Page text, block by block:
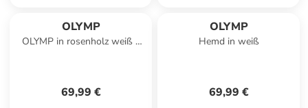
OLYMP
OLYMP in rosenholz weiß -
69,99 €
OLYMP
Hemd in weiß
69,99 €